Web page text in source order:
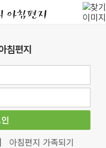
침편지
아침편지 가족되기